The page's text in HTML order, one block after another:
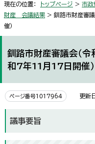
現在の位置： トップページ > 市政
財産 会議結果 > 釧路市財産審
催）
釧路市財産審議会（
和7年11月17日開催）
ページ番号1017964 更新
議事要旨